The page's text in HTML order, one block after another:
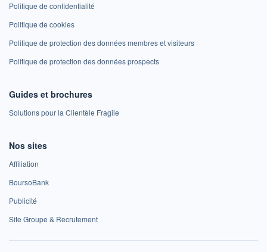
Politique de confidentialité
Politique de cookies
Politique de protection des données membres et visiteurs
Politique de protection des données prospects
Guides et brochures
Solutions pour la Clientèle Fragile
Nos sites
Affiliation
BoursoBank
Publicité
Site Groupe & Recrutement